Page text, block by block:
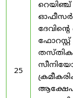
25
റെയിഞ്ച്
ഓഫീസർ